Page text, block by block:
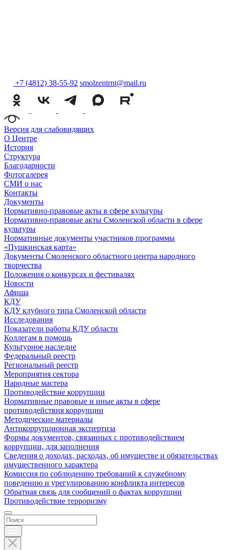
+7 (4812) 38-55-92 smolzentrnt@mail.ru
Версия для слабовидящих
О Центре
История
Структура
Благодарности
Фотогалерея
СМИ о нас
Контакты
Документы
Нормативно-правовые акты в сфере культуры
Нормативно-правовые акты Смоленской области в сфере
культуры
Нормативные документы участников программы
«Пушкинская карта»
Документы Смоленского областного центра народного
творчества
Положения о конкурсах и фестивалях
Новости
Афиша
КДУ
КДУ клубного типа Смоленской области
Исследования
Показатели работы КДУ области
Коллегам в помощь
Культурное наследие
Федеральный реестр
Региональный реестр
Мероприятия сектора
Народные мастера
Противодействие коррупции
Нормативные правовые и иные акты в сфере
противодействия коррупции
Методические материалы
Антикоррупционная экспертиза
Формы документов, связанных с противодействием
коррупции, для заполнения
Сведения о доходах, расходах, об имуществе и обязательствах
имущественного характера
Комиссия по соблюдению требований к служебному
поведению и урегулированию конфликта интересов
Обратная связь для сообщений о фактах коррупции
Противодействие терроризму